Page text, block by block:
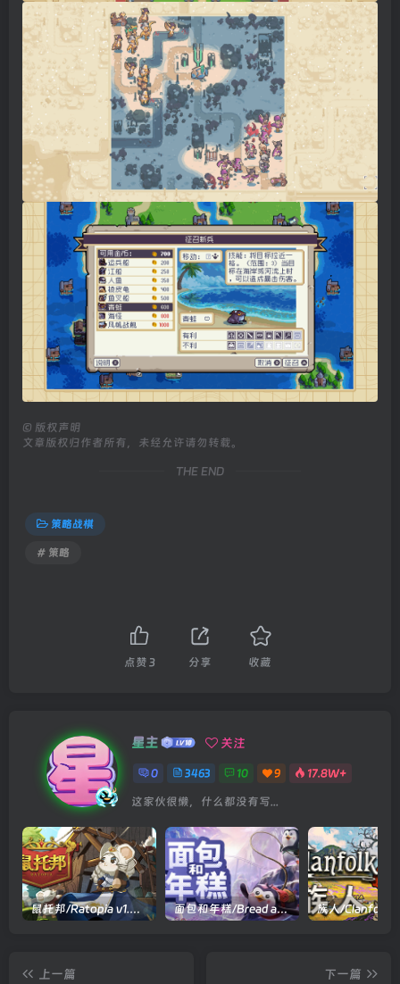
© 版权声明
文章版权归作者所有，未经允许请勿转载。
THE END
策略战棋
# 策略
点赞 3 分享 收藏
星主 关注
0 3463 10 9 17.8W+
这家伙很懒，什么都没有写...
鼠托邦/Ratopia v1.0.0530|策略模拟|容量2.9GB|官方中文版 面包和年糕/Bread and Fred Build.21411256|动作冒险|容量1.1GB|官方中文版
上一篇
下一篇